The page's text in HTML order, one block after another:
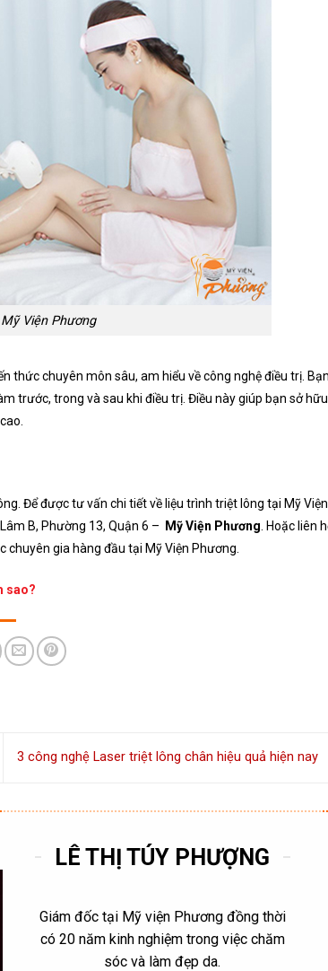
Viện Phương
thức chuyên môn sâu, am hiểu về công nghệ điều trị. Bạn
trước, trong và sau khi điều trị. Điều này giúp bạn sở
Để được tư vấn chi tiết về liệu trình triệt lông tại Mỹ Viện
B, Phường 13, Quận 6 –
Mỹ Viện Phương . Hoặc liên
chuyên gia hàng đầu tại Mỹ Viện Phương.
sao?
3 công nghệ Laser triệt lông chân hiệu quả hiện nay
LÊ THỊ TÚY PHƯỢNG
Giám đốc tại Mỹ viện Phương đồng thời
có 20 năm kinh nghiệm trong việc chăm
sóc và làm đẹp da.